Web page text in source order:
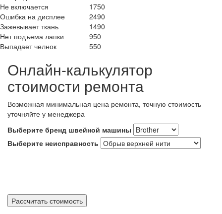
Не включается
1750
Ошибка на дисплее
2490
Зажевывает ткань
1490
Нет подъема лапки
950
Выпадает челнок
550
Онлайн-калькулятор
стоимости ремонта
Возможная минимальная цена ремонта, точную стоимость
уточняйте у менеджера
Выберите бренд швейной машины
Выберите неисправность
Рассчитать стоимость